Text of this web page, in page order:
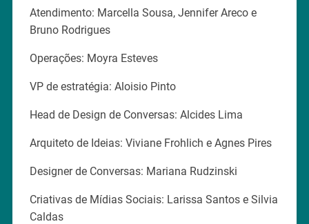
Atendimento: Marcella Sousa, Jennifer Areco e
Bruno Rodrigues
Operações: Moyra Esteves
VP de estratégia: Aloisio Pinto
Head de Design de Conversas: Alcides Lima
Arquiteto de Ideias: Viviane Frohlich e Agnes Pires
Designer de Conversas: Mariana Rudzinski
Criativas de Mídias Sociais: Larissa Santos e Silvia
Caldas